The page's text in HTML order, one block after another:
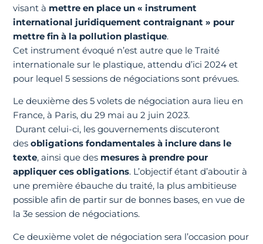
visant à mettre en place un « instrument
international juridiquement contraignant » pour
mettre fin à la pollution plastique.
Cet instrument évoqué n’est autre que le Traité
internationale sur le plastique, attendu d’ici 2024 et
pour lequel 5 sessions de négociations sont prévues.
Le deuxième des 5 volets de négociation aura lieu en
France, à Paris, du 29 mai au 2 juin 2023.
Durant celui-ci, les gouvernements discuteront
des obligations fondamentales à inclure dans le
texte, ainsi que des mesures à prendre pour
appliquer ces obligations. L’objectif étant d’aboutir à
une première ébauche du traité, la plus ambitieuse
possible afin de partir sur de bonnes bases, en vue de
la 3e session de négociations.
Ce deuxième volet de négociation sera l’occasion pour